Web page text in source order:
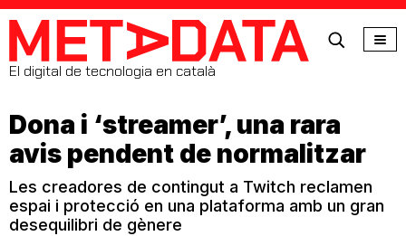
MetaData
El digital de tecnologia en català
Dona i ‘streamer’, una rara
avis pendent de normalitzar
Les creadores de contingut a Twitch reclamen
espai i protecció en una plataforma amb un gran
desequilibri de gènere